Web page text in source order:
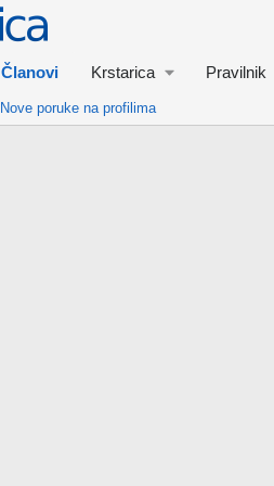
Članovi Krstarica Pravilnik
Nove poruke na profilima